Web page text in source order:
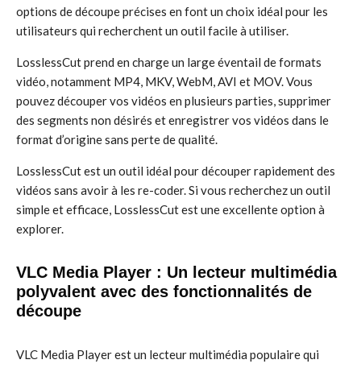
options de découpe précises en font un choix idéal pour les
utilisateurs qui recherchent un outil facile à utiliser.
LosslessCut prend en charge un large éventail de formats
vidéo, notamment MP4, MKV, WebM, AVI et MOV. Vous
pouvez découper vos vidéos en plusieurs parties, supprimer
des segments non désirés et enregistrer vos vidéos dans le
format d’origine sans perte de qualité.
LosslessCut est un outil idéal pour découper rapidement des
vidéos sans avoir à les re-coder. Si vous recherchez un outil
simple et efficace, LosslessCut est une excellente option à
explorer.
VLC Media Player : Un lecteur multimédia
polyvalent avec des fonctionnalités de
découpe
VLC Media Player est un lecteur multimédia populaire qui